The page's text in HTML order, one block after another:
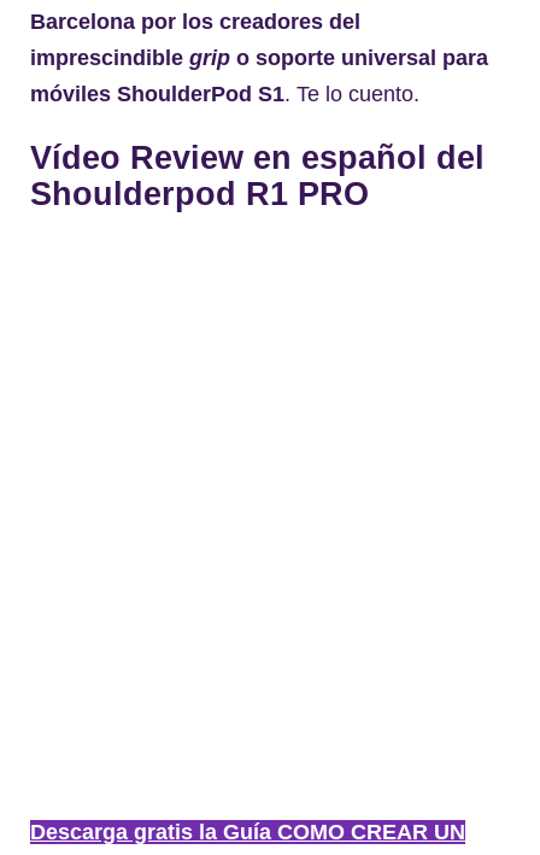
Barcelona por los creadores del
imprescindible grip o soporte universal para
móviles ShoulderPod S1. Te lo cuento.
Vídeo Review en español del
Shoulderpod R1 PRO
Descarga gratis la Guía COMO CREAR UN